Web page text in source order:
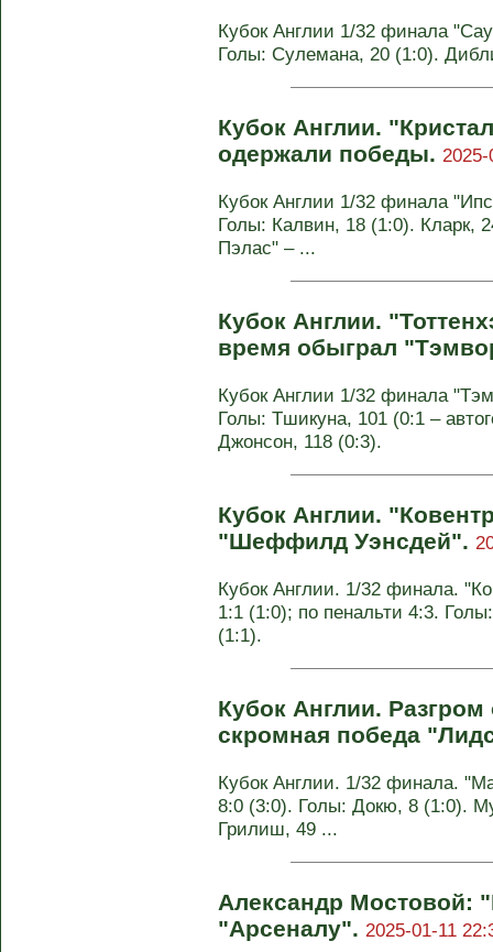
Кубок Англии 1/32 финала
Голы: Сулемана, 20 (1:0).
Кубок Англии.
одержали победы.
Кубок Англии 1/32 финала
Голы: Калвин, 18 (1:0). Кларк,
Пэлас" – ...
Кубок Англии.
время обыграл
Кубок Англии 1/32 финала
Голы: Тшикуна, 101 (0:1 –
Джонсон, 118 (0:3).
Кубок Англии.
"Шеффилд Уэнсдей".
Кубок Англии. 1/32 финала.
1:1 (1:0); по пенальти 4:3.
(1:1).
Кубок Англии.
скромная победа
Кубок Англии. 1/32 финала.
8:0 (3:0). Голы: Докю, 8 (1:0).
Грилиш, 49 ...
Александр Мостовой:
"Арсеналу". 2025-01-11